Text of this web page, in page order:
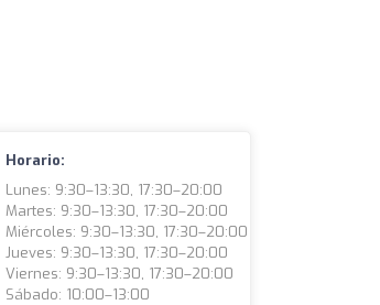
Horario:
Lunes: 9:30–13:30, 17:30–20:00
Martes: 9:30–13:30, 17:30–20:00
Miércoles: 9:30–13:30, 17:30–20:00
Jueves: 9:30–13:30, 17:30–20:00
Viernes: 9:30–13:30, 17:30–20:00
Sábado: 10:00–13:00